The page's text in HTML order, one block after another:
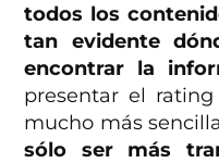
todos los
tan evidente
encontrar la
presentar el
mucho más
sólo ser más